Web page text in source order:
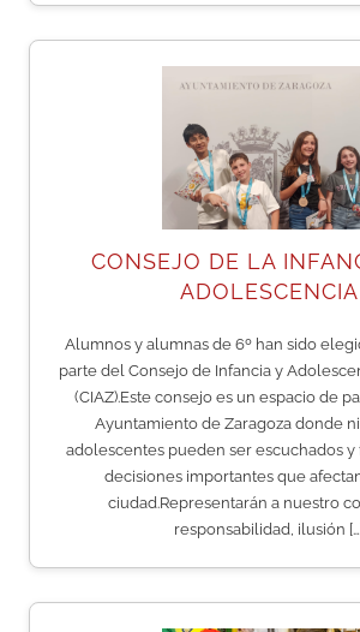
CONSEJO DE LA
ADOLESCENCIA
Alumnos y alumnas de 6º han sido
parte del Consejo de Infancia y
(CIAZ).Este consejo es un espacio de
Ayuntamiento de Zaragoza donde
adolescentes pueden ser escuchados
decisiones importantes que
ciudad.Representarán a nuestro
responsabilidad, ilusión